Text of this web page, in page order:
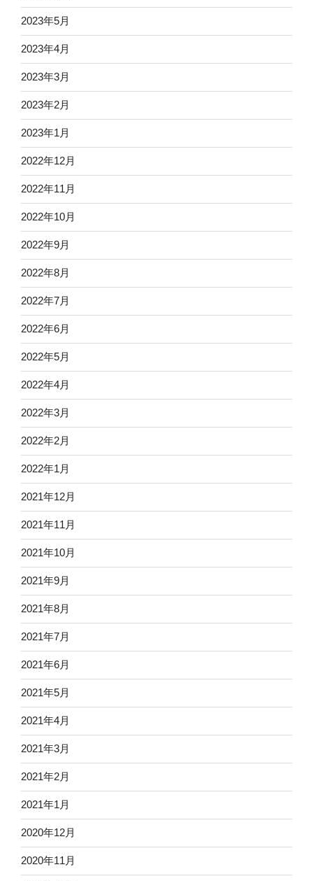
2023年5月
2023年4月
2023年3月
2023年2月
2023年1月
2022年12月
2022年11月
2022年10月
2022年9月
2022年8月
2022年7月
2022年6月
2022年5月
2022年4月
2022年3月
2022年2月
2022年1月
2021年12月
2021年11月
2021年10月
2021年9月
2021年8月
2021年7月
2021年6月
2021年5月
2021年4月
2021年3月
2021年2月
2021年1月
2020年12月
2020年11月